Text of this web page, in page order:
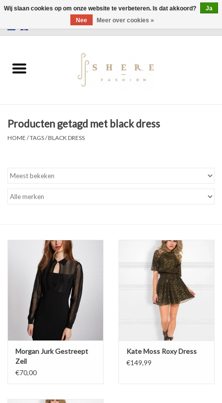
Jurken
Accessoires
Merken
Producten getagd met black dress
HOME /TAGS/BLACK DRESS
Morgan Jurk Gestreept
Zeil
€70,00
Kate Moss Roxy Dress
€149,99
Wij slaan cookies op om onze website te verbeteren. Is dat akkoord?
Ja
Nee
Meer over cookies »